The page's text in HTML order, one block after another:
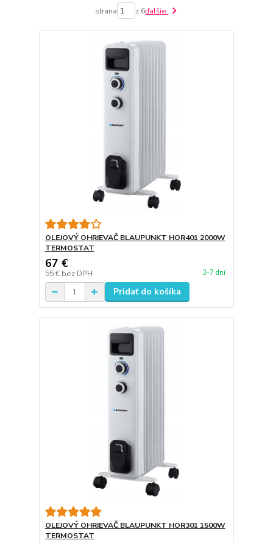
strana z 6ďalšie
OLEJOVÝ OHRIEVAČ BLAUPUNKT HOR401 2000W
TERMOSTAT
67 €
55 € bez DPH 3-7 dní
Pridať do košíka
OLEJOVÝ OHRIEVAČ BLAUPUNKT HOR301 1500W
TERMOSTAT